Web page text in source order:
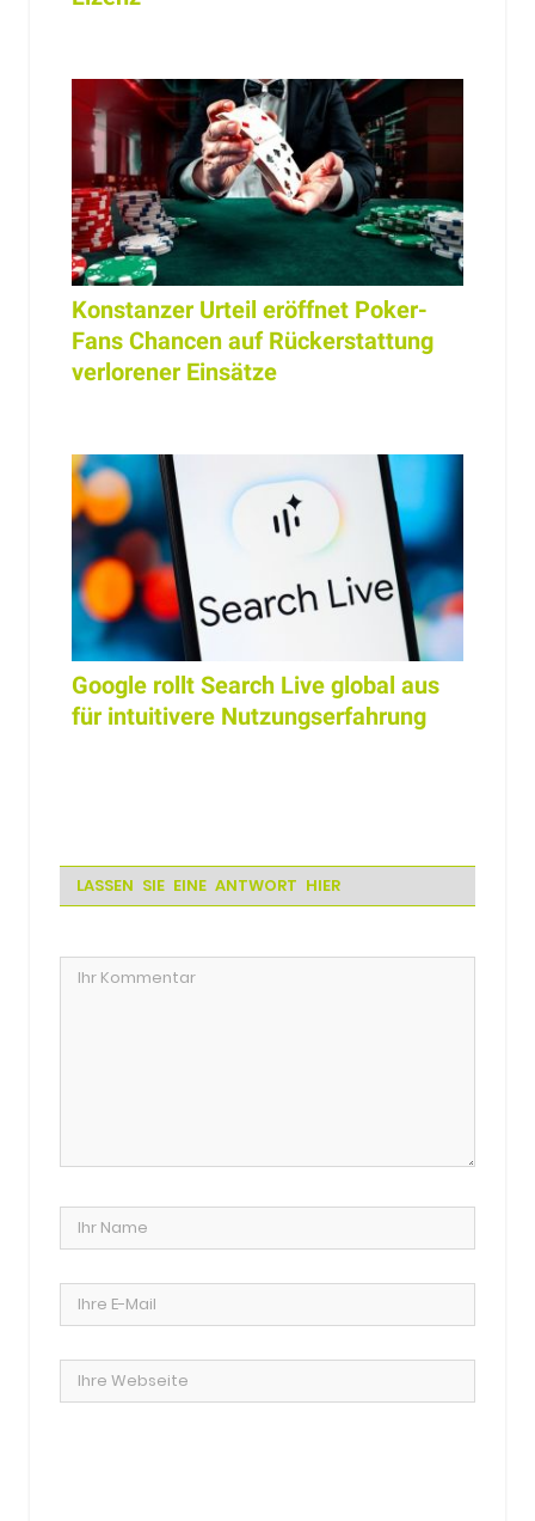
Konstanzer Urteil eröffnet Poker-
Fans Chancen auf Rückerstattung
verlorener Einsätze
Google rollt Search Live global aus
für intuitivere Nutzungserfahrung
LASSEN SIE EINE ANTWORT HIER